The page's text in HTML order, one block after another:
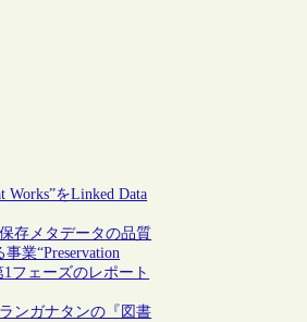
Works”をLinked Data
保存メタデータの品質
業“Preservation
1フェーズのレポート
ランガナタンの『図書